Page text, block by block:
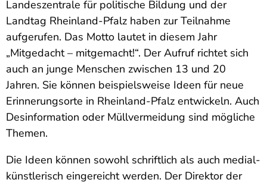
Landeszentrale für politische Bildung und der
Landtag Rheinland-Pfalz haben zur Teilnahme
aufgerufen. Das Motto lautet in diesem Jahr
„Mitgedacht – mitgemacht!“. Der Aufruf richtet sich
auch an junge Menschen zwischen 13 und 20
Jahren. Sie können beispielsweise Ideen für neue
Erinnerungsorte in Rheinland-Pfalz entwickeln. Auch
Desinformation oder Müllvermeidung sind mögliche
Themen.
Die Ideen können sowohl schriftlich als auch medial-
künstlerisch eingereicht werden. Der Direktor der